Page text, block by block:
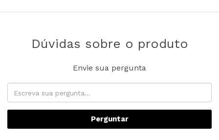
Dúvidas sobre o produto
Envie sua pergunta
Perguntar